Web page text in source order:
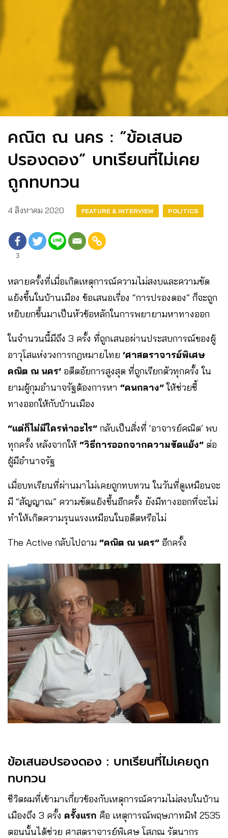
คณิต ณ นคร : “ข้อเสนอ
ปรองดอง” บทเรียนที่ไม่เคย
ถูกทบทวน
4 สิงหาคม 2020 FEATURE & INTERVIEW POLITICS
3
หลายครั้งที่เมื่อเกิดเหตุการณ์ความไม่สงบและความขัด
แย้งขึ้นในบ้านเมือง ข้อเสนอเรื่อง “การปรองดอง” ก็จะถูก
หยิบยกขึ้นมาเป็นหัวข้อหลักในการพยายามหาทางออก
ในจำนวนนี้มีถึง 3 ครั้ง ที่ถูกเสนอผ่านประสบการณ์ของผู้
อาวุโสแห่งวงการกฎหมายไทย ‘ศาสตราจารย์พิเศษ
คณิต ณ นคร’ อดีตอัยการสูงสุด ที่ถูกเรียกตัวทุกครั้ง ใน
ยามผู้กุมอำนาจรัฐต้องการหา “คนกลาง”ให้ช่วยชี้
ทางออกให้กับบ้านเมือง
“แต่ก็ไม่มีใครทำอะไร” กลับเป็นสิ่งที่ ‘อาจารย์คณิต’ พบ
ทุกครั้ง หลังจากให้ “วิธีการออกจากความขัดแย้ง” ต่อ
ผู้มีอำนาจรัฐ
เมื่อบทเรียนที่ผ่านมาไม่เคยถูกทบทวน ในวันที่ดูเหมือนจะ
มี “สัญญาณ” ความขัดแย้งขึ้นอีกครั้ง ยังมีทางออกที่จะไม่
ทำให้เกิดความรุนแรงเหมือนในอดีตหรือไม่
The Active กลับไปถาม “คณิต ณ นคร” อีกครั้ง
ข้อเสนอปรองดอง : บทเรียนที่ไม่เคยถูก
ทบทวน
ชีวิตผมที่เข้ามาเกี่ยวข้องกับเหตุการณ์ความไม่สงบในบ้าน
เมืองถึง 3 ครั้ง ครั้งแรก คือ เหตุการณ์พฤษภาทมิฬ 2535
ตอนนั้นได้ช่วย ศาสตราจารย์พิเศษ โสภณ รัตนากร